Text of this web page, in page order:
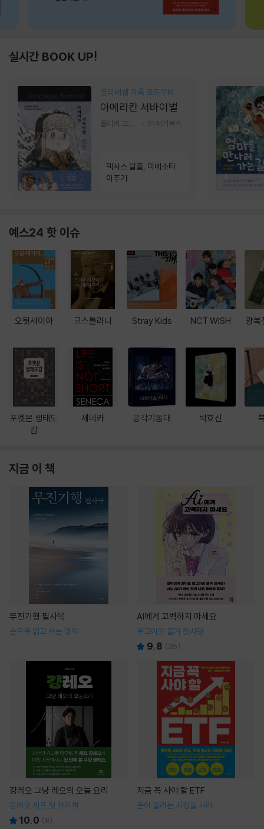
실시간 BOOK UP!
올리버쌤 가족 로드무비
아메리칸 서바이벌
21세기북스
텍사스 탈출, 미네소타
이주기
예스24 핫 이슈
오뒷세이아
포켓몬 생태도
감
코스톨라니
세네카
Stray Kids
공각기동대
NCT WISH
박효신
광복
지금 이 책
무진기행 필사북
손으로 읽고 쓰는 명작
AI에게 고백하지 마세요
로그아웃 불가 첫사랑
9.8 ( 35)
걍레오 그냥 레오의 오늘 요리
강레오 셰프 첫 요리책
10.0 (8)
지금 꼭 사야 할 ETF
돈이 몰리는 시장을 사라